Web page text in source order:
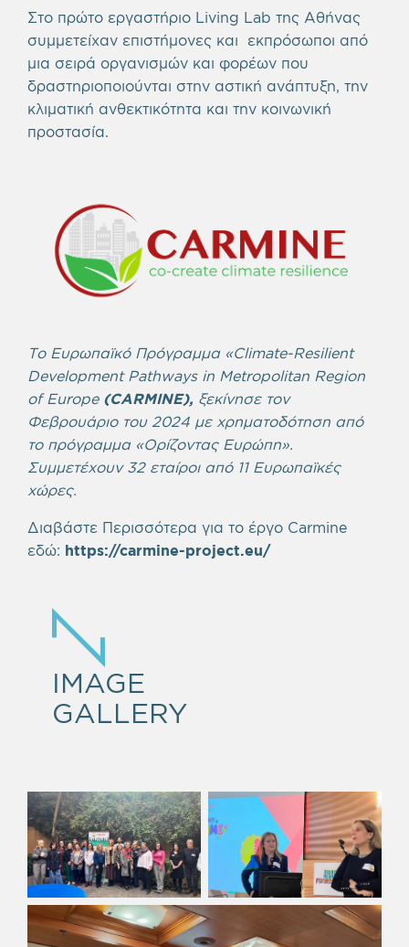
Στο πρώτο εργαστήριο Living Lab της Αθήνας
συμμετείχαν επιστήμονες και εκπρόσωποι από
μια σειρά οργανισμών και φορέων που
δραστηριοποιούνται στην αστική ανάπτυξη, την
κλιματική ανθεκτικότητα και την κοινωνική
προστασία.
Το Ευρωπαϊκό Πρόγραμμα «Climate-Resilient
Development Pathways in Metropolitan Region
of Europe (CARMINE), ξεκίνησε τον
Φεβρουάριο του 2024 με χρηματοδότηση από
το πρόγραμμα «Ορίζοντας Ευρώπη».
Συμμετέχουν 32 εταίροι από 11 Ευρωπαϊκές
χώρες.
Διαβάστε Περισσότερα για το έργο Carmine
εδώ: https://carmine-project.eu/
IMAGE
GALLERY